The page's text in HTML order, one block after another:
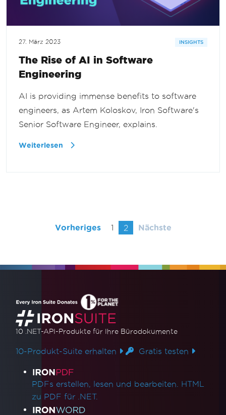
27. März 2023 INSIGHTS
The Rise of AI in Software
Engineering
AI is providing immense benefits to software
engineers, as Artem Koloskov, Iron Software's
Senior Software Engineer, explains.
Weiterlesen
Vorheriges 1 2 Nächste
10 .NET-API-Produkte für Ihre Bürodokumente
10-Produkt-Suite erhalten Gratis testen
Produktlinks
PDFs erstellen, lesen und bearbeiten. HTML
zu PDF für .NET.